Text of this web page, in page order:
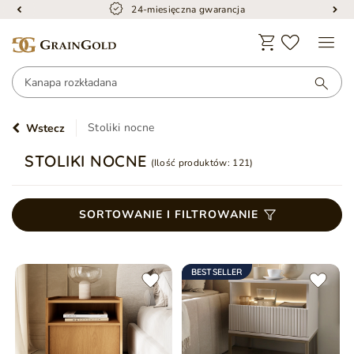
24-miesięczna gwarancja
Wstecz Stoliki nocne
STOLIKI NOCNE (Ilość produktów: 121)
SORTOWANIE I FILTROWANIE
BESTSELLER